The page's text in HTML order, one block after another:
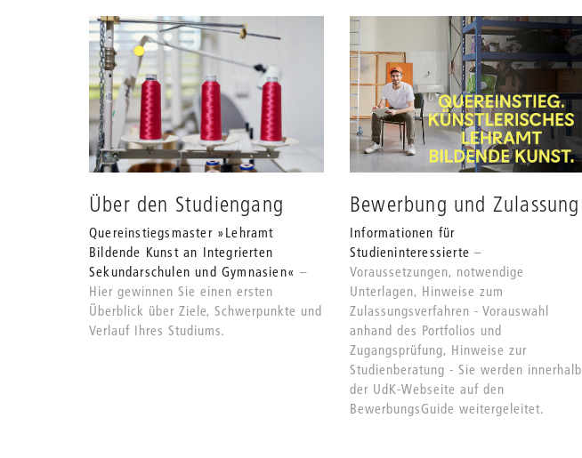
Über den Studiengang
Quereinstiegsmaster »Lehramt
Bildende Kunst an Integrierten
Sekundarschulen und Gymnasien«
Hier gewinnen Sie einen ersten
Überblick über Ziele, Schwerpunkte und
Verlauf Ihres Studiums.
Bewerbung und Zulassung
Informationen für
Studieninteressierte
Voraussetzungen, notwendige
Unterlagen, Hinweise zum
Zulassungsverfahren - Vorauswahl
anhand des Portfolios und
Zugangsprüfung, Hinweise zur
Studienberatung - Sie werden innerhalb
der UdK-Webseite auf den
BewerbungsGuide weitergeleitet.